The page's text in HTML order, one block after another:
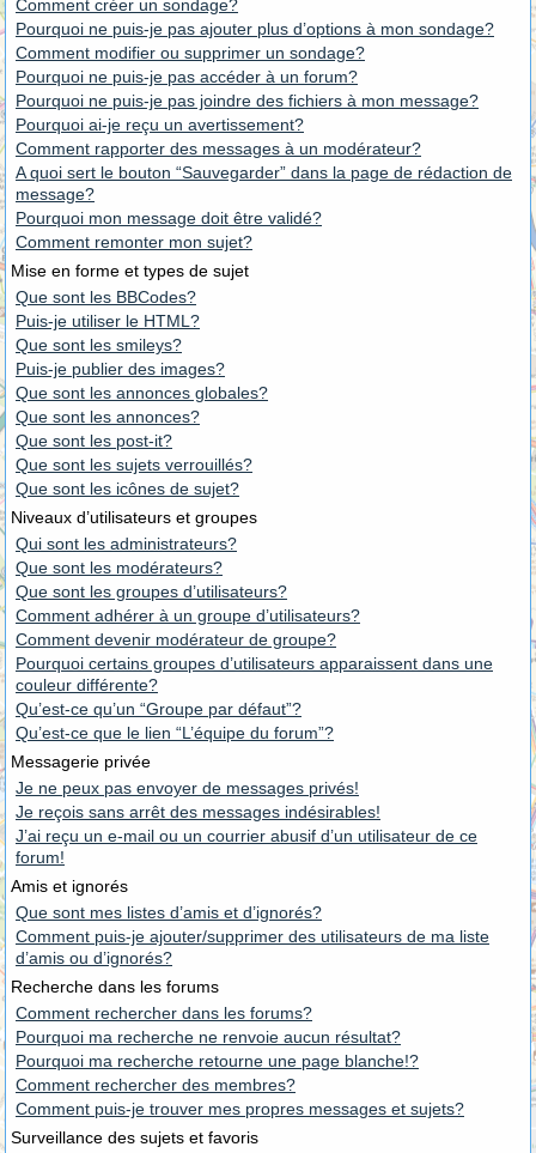
Comment créer un sondage?
Pourquoi ne puis-je pas ajouter plus d’options à mon sondage?
Comment modifier ou supprimer un sondage?
Pourquoi ne puis-je pas accéder à un forum?
Pourquoi ne puis-je pas joindre des fichiers à mon message?
Pourquoi ai-je reçu un avertissement?
Comment rapporter des messages à un modérateur?
A quoi sert le bouton “Sauvegarder” dans la page de rédaction de
message?
Pourquoi mon message doit être validé?
Comment remonter mon sujet?
Mise en forme et types de sujet
Que sont les BBCodes?
Puis-je utiliser le HTML?
Que sont les smileys?
Puis-je publier des images?
Que sont les annonces globales?
Que sont les annonces?
Que sont les post-it?
Que sont les sujets verrouillés?
Que sont les icônes de sujet?
Niveaux d’utilisateurs et groupes
Qui sont les administrateurs?
Que sont les modérateurs?
Que sont les groupes d’utilisateurs?
Comment adhérer à un groupe d’utilisateurs?
Comment devenir modérateur de groupe?
Pourquoi certains groupes d’utilisateurs apparaissent dans une
couleur différente?
Qu’est-ce qu’un “Groupe par défaut”?
Qu’est-ce que le lien “L’équipe du forum”?
Messagerie privée
Je ne peux pas envoyer de messages privés!
Je reçois sans arrêt des messages indésirables!
J’ai reçu un e-mail ou un courrier abusif d’un utilisateur de ce
forum!
Amis et ignorés
Que sont mes listes d’amis et d’ignorés?
Comment puis-je ajouter/supprimer des utilisateurs de ma liste
d’amis ou d’ignorés?
Recherche dans les forums
Comment rechercher dans les forums?
Pourquoi ma recherche ne renvoie aucun résultat?
Pourquoi ma recherche retourne une page blanche!?
Comment rechercher des membres?
Comment puis-je trouver mes propres messages et sujets?
Surveillance des sujets et favoris